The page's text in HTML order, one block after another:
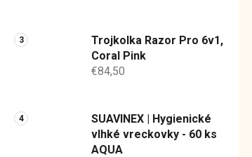
Trojkolka Razor Pro 6v1,
Coral Pink
€84,50
SUAVINEX | Hygienické
vlhké vreckovky - 60 ks
AQUA